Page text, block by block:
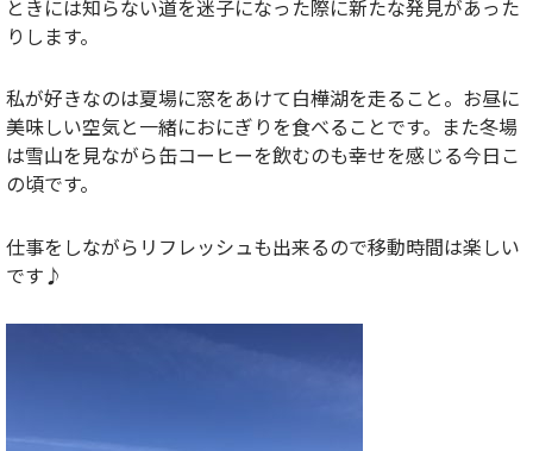
ときには知らない道を迷子になった際に新たな発見があった
りします。
私が好きなのは夏場に窓をあけて白樺湖を走ること。お昼に
美味しい空気と一緒におにぎりを食べることです。また冬場
は雪山を見ながら缶コーヒーを飲むのも幸せを感じる今日こ
の頃です。
仕事をしながらリフレッシュも出来るので移動時間は楽しい
です♪